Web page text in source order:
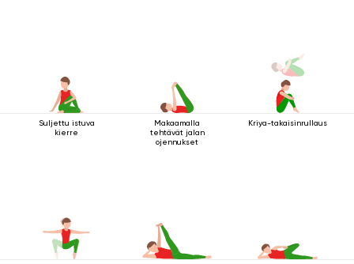
Suljettu istuva
kierre
Makaamalla
tehtävät jalan
ojennukset
Kriya-takaisinrullaus